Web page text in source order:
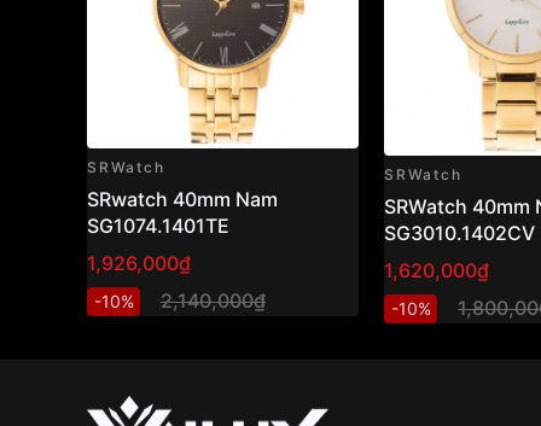
vận hành ổn định và bền bỉ.
Thông số kỹ thuật:
Thương hiệu:
Model:
Dòng sản phẩm:
Bộ máy:
Automatic (tự động)
Chất liệu kính:
SRWatch
SRwatch 40mm Nam
SG1074.1401TE
1,926,000₫
-10% 2,140,000₫
SRWatch
SRWatch 40mm
SG3010.1402CV
1,620,000₫
-10%